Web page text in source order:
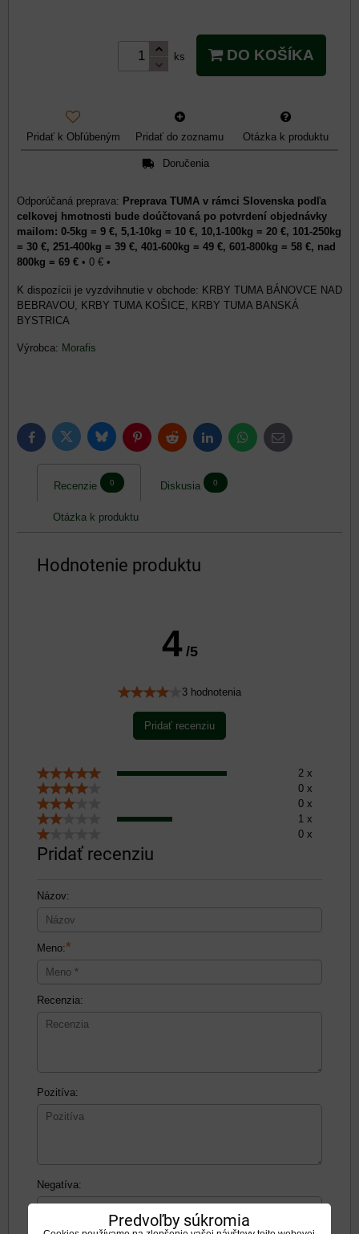
ks DO KOŠÍKA
Pridať k Obľúbeným Pridať do zoznamu Otázka k produktu
Doručenia
Preprava TUMA v rámci Slovenska podľa
celkovej hmotnosti bude doúčtovaná po potvrdení objednávky
mailom: 0-5kg = 9 €, 5,1-10kg = 10 €, 10,1-100kg = 20 €, 101-250kg
= 30 €, 251-400kg = 39 €, 401-600kg = 49 €, 601-800kg = 58 €, nad
800kg = 69 € • 0 € •
KRBY TUMA BÁNOVCE NAD
BEBRAVOU, KRBY TUMA KOŠICE, KRBY TUMA BANSKÁ
BYSTRICA
Výrobca: Morafis
FacebookTwitter BlueskyPinterestReddit LinkedInWhatsApp
E-
mail
Recenzie 0 Diskusia 0
Otázka k produktu
Hodnotenie produktu
4 /5
3 hodnotenia
Pridať recenziu
2 x
0 x
0 x
1 x
0 x
Pridať recenziu
Názov:
Meno:*
Recenzia:
Pozitíva:
Negatíva:
Predvoľby súkromia